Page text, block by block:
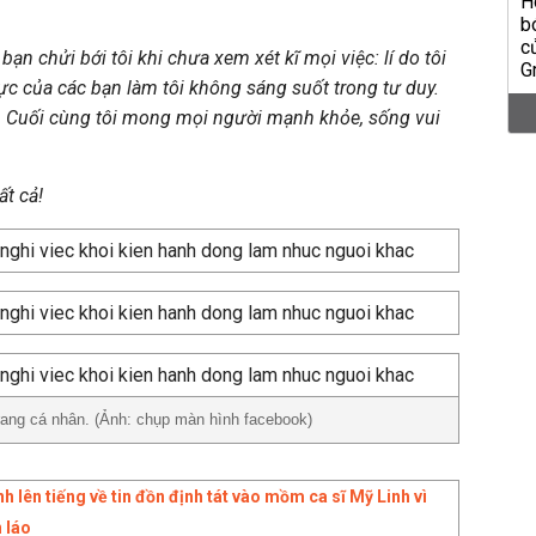
chửi bới tôi khi chưa xem xét kĩ mọi việc: lí do tôi
của các bạn làm tôi không sáng suốt trong tư duy.
cùng tôi mong mọi người mạnh khỏe, sống vui
cả!
cá nhân. (Ảnh: chụp màn hình facebook)
lên tiếng về tin đồn định tát vào mồm ca sĩ Mỹ Linh vì
láo